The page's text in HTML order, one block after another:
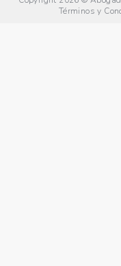
Términos y